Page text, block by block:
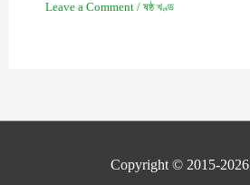
Leave a Comment / ষষ্ঠ খণ্ড
Copyright © 2015-2026